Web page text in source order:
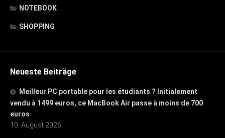
NOTEBOOK
SHOPPING
Neueste Beiträge
Meilleur PC portable pour les étudiants ? Initialement
vendu à 1499 euros, ce MacBook Air passe à moins de 700
euros
10. August 2026